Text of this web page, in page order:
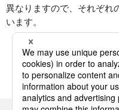
異なりますので、それぞれ
います。